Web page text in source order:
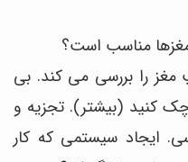
مناسب است؟
را بررسی می کند. بی
کنید (بیشتر). تجزیه و
ایجاد سیستمی که کار